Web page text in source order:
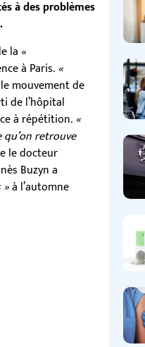
à des problèmes
la «
à Paris.«
mouvement de
de l’hôpital
à répétition.«
retrouve
le docteur
Buzyn a
à l’automne